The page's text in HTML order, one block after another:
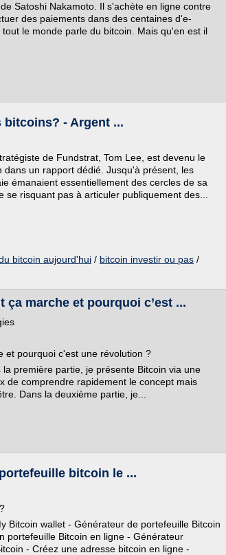
Satoshi Nakamoto. Il s'achète en ligne contre
des paiements dans des centaines d'e-
le monde parle du bitcoin. Mais qu'en est il
bitcoins? - Argent ...
de Fundstrat, Tom Lee, est devenu le
un rapport dédié. Jusqu'à présent, les
émanaient essentiellement des cercles de sa
risquant pas à articuler publiquement des...
bitcoin aujourd'hui / bitcoin investir ou pas /
ça marche et pourquoi c’est ...
et pourquoi c'est une révolution ?
première partie, je présente Bitcoin via une
de comprendre rapidement le concept mais
Dans la deuxième partie, je...
bitcoin le ...
Bitcoin wallet - Générateur de portefeuille Bitcoin
portefeuille Bitcoin en ligne - Générateur
- Créez une adresse bitcoin en ligne -